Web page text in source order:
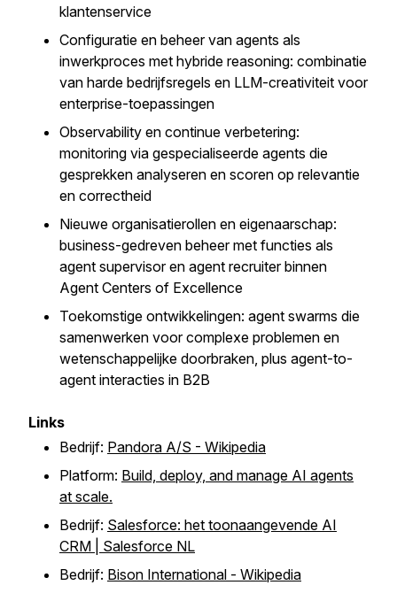
klantenservice
Configuratie en beheer van agents als
inwerkproces met hybride reasoning: combinatie
van harde bedrijfsregels en LLM-creativiteit voor
enterprise-toepassingen
Observability en continue verbetering:
monitoring via gespecialiseerde agents die
gesprekken analyseren en scoren op relevantie
en correctheid
Nieuwe organisatierollen en eigenaarschap:
business-gedreven beheer met functies als
agent supervisor en agent recruiter binnen
Agent Centers of Excellence
Toekomstige ontwikkelingen: agent swarms die
samenwerken voor complexe problemen en
wetenschappelijke doorbraken, plus agent-to-
agent interacties in B2B
Links
Bedrijf: Pandora A/S - Wikipedia
Platform: Build, deploy, and manage AI agents
at scale.
Bedrijf: Salesforce: het toonaangevende AI
CRM | Salesforce NL
Bedrijf: Bison International - Wikipedia